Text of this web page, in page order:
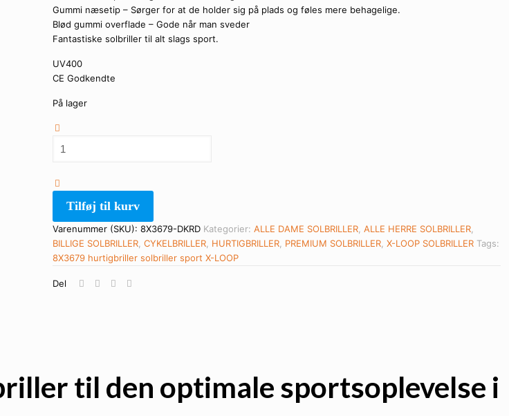
Gummi næsetip – Sørger for at de holder sig på plads og føles mere behagelige.
Blød gummi overflade – Gode når man sveder
Fantastiske solbriller til alt slags sport.
UV400
CE Godkendte
På lager
Loop
-
Sporty-
|
Mørkerødt
stel
Multicolor
Tilføj til kurv
Varenummer (SKU): 8X3679-DKRD Kategorier: ALLE DAME SOLBRILLER ALLE HERRE SOLBRILLER
BILLIGE SOLBRILLER CYKELBRILLER HURTIGBRILLER PREMIUM SOLBRILLER X-LOOP SOLBRILLER Tags:
8X3679 hurtigbriller solbriller sport X-LOOP
Del
til den optimale sportsoplevelse i